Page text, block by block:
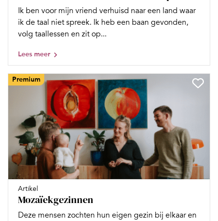
Ik ben voor mijn vriend verhuisd naar een land waar
ik de taal niet spreek. Ik heb een baan gevonden,
volg taallessen en zit op...
Lees meer
Premium
Artikel
Mozaïekgezinnen
Deze mensen zochten hun eigen gezin bij elkaar en